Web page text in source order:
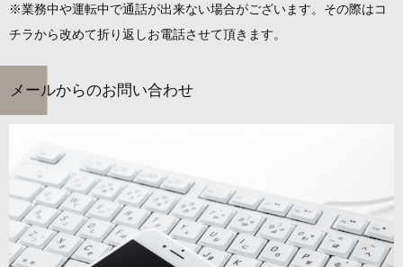
※業務中や運転中で通話が出来ない場合がございます。その際はコ
チラから改めて折り返しお電話させて頂きます。
メールからのお問い合わせ